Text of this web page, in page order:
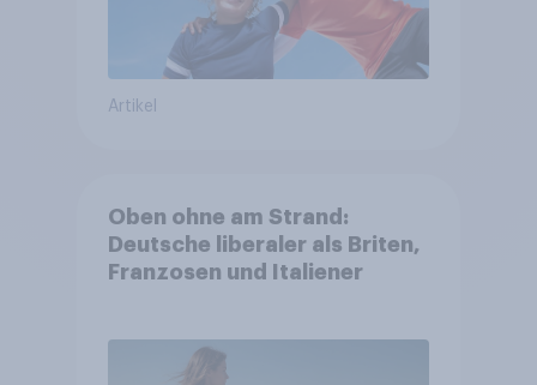
Artikel
Oben ohne am Strand:
Deutsche liberaler als Briten,
Franzosen und Italiener